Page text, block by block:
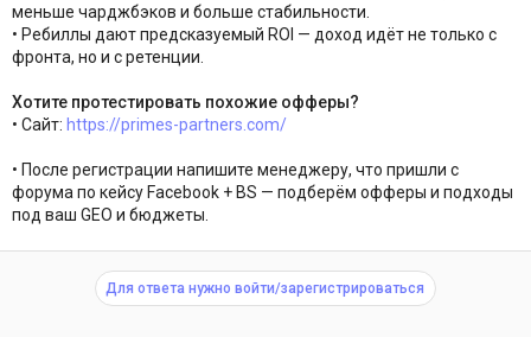
меньше чарджбэков и больше стабильности.
• Ребиллы дают предсказуемый ROI — доход идёт не только с
фронта, но и с ретенции.
Хотите протестировать похожие офферы?
• Сайт: https://primes-partners.com/
• После регистрации напишите менеджеру, что пришли с
форума по кейсу Facebook + BS — подберём офферы и подходы
под ваш GEO и бюджеты.
Для ответа нужно войти/зарегистрироваться